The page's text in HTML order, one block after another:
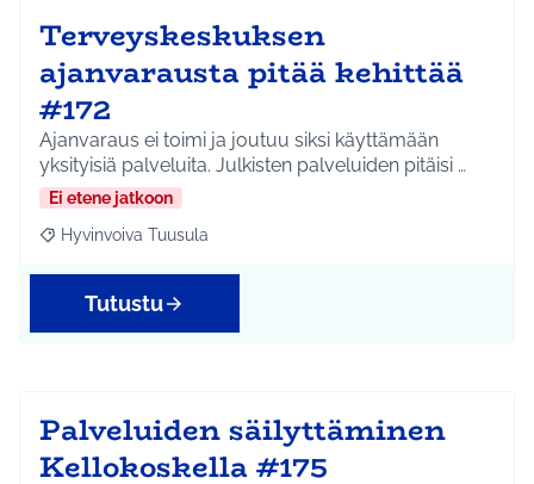
Terveyskeskuksen
ajanvarausta pitää kehittää
#172
Ajanvaraus ei toimi ja joutuu siksi käyttämään
yksityisiä palveluita. Julkisten palveluiden pitäisi …
Ei etene jatkoon
Rajaa tulokset aihepiirin mukaan: Hyvinvoiva Tuusula
Hyvinvoiva Tuusula
Tutustu
Palveluiden säilyttäminen
Kellokoskella #175